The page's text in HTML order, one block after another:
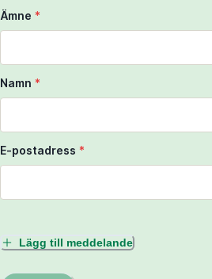
Ämne *
Namn *
E-postadress *
Lägg till meddelande